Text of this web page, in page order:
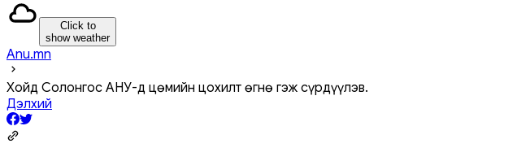
Click to
show weather
Anu.mn
Хойд Солонгос АНУ-д цөмийн цохилт өгнө гэж сүрдүүлэв.
Дэлхий